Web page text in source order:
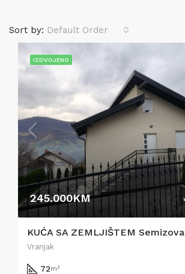
Sort by: Default Order
IZDVOJENO
245.000KM
KUĆA SA ZEMLJIŠTEM
Vranjak
72m²